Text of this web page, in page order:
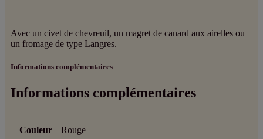
Avec un civet de chevreuil, un magret de canard aux airelles ou
un fromage de type Langres.
Informations complémentaires
Informations complémentaires
Couleur Rouge